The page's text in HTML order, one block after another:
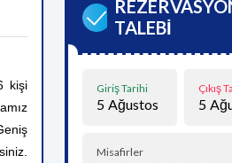
kişi
TALEBİ
Giriş Tarihi
5 Ağustos
Çıkış
5
Misafirler